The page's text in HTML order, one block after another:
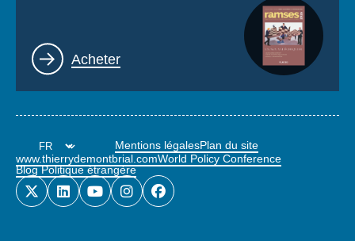
Lien
Acheter
Mentions légalesPlan du site
www.thierrydemontbrial.comWorld Policy Conference
Blog Politique étrangère